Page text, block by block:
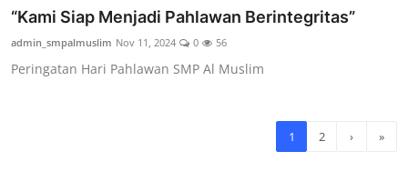
“Kami Siap Menjadi Pahlawan Berintegritas”
admin_smpalmuslim Nov 11, 2024 0 56
Peringatan Hari Pahlawan SMP Al Muslim
1 2 › »